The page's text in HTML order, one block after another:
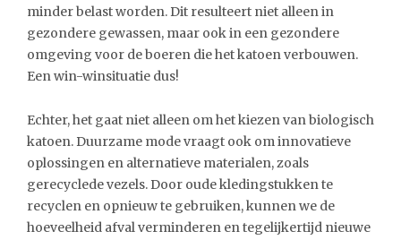
minder belast worden. Dit resulteert niet alleen in
gezondere gewassen, maar ook in een gezondere
omgeving voor de boeren die het katoen verbouwen.
Een win-winsituatie dus!
Echter, het gaat niet alleen om het kiezen van biologisch
katoen. Duurzame mode vraagt ook om innovatieve
oplossingen en alternatieve materialen, zoals
gerecyclede vezels. Door oude kledingstukken te
recyclen en opnieuw te gebruiken, kunnen we de
hoeveelheid afval verminderen en tegelijkertijd nieuwe